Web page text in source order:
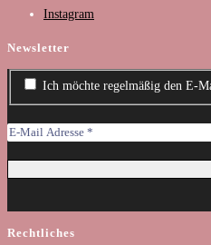
Instagram
Newsletter
Ich möchte regelmäßig den E-
Rechtliches